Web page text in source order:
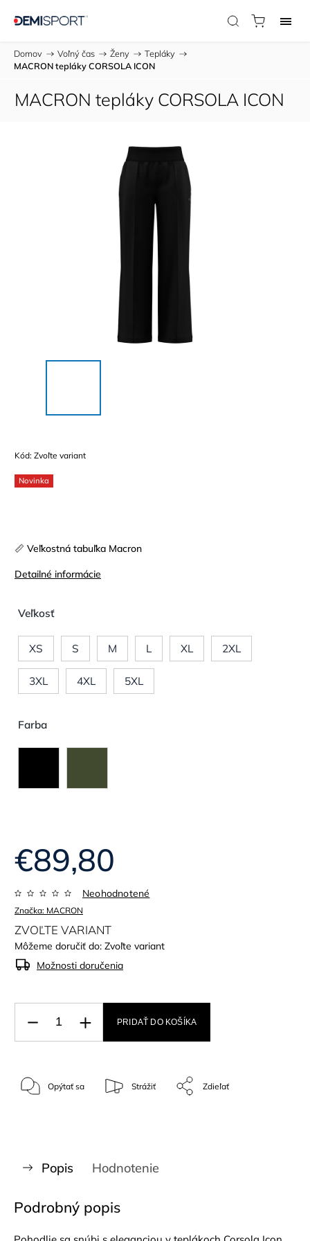
Domov / Voľný čas / Ženy / Tepláky /
MACRON tepláky CORSOLA ICON
MACRON tepláky CORSOLA ICON
Kód: Zvoľte variant
Novinka
📏 Veľkostná tabuľka Macron
Detailné informácie
Veľkosť
XS S M L XL 2XL
3XL 4XL 5XL
Farba
Značka: MACRON
Neohodnotené
€89,80
ZVOĽTE VARIANT
Môžeme doručiť do: Zvoľte variant
Možnosti doručenia
PRIDAŤ DO KOŠÍKA
Opýtať sa Strážiť Zdieľať
Popis Hodnotenie
Podrobný popis